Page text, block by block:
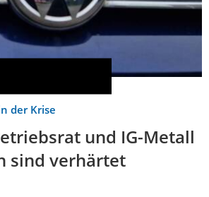
der Krise
und IG-Metall
sind verhärtet